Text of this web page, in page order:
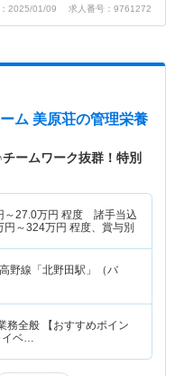
2025/01/09 求人番号：9761272
ム 美原荘の管理栄養
ームワーク抜群！特別
～27.0万円 程度 諸手当込
円～324万円 程度、賞与別
野線「北野田駅」（バ
すめポイン
イベ…